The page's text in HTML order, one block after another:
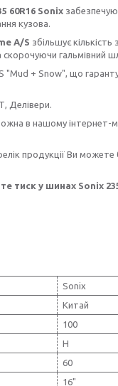
60R16 Sonix
кузова.
A/S збільшує
гальмівний
+ Snow", що гарантує
Делівери.
в нашому інтернет-
продукції Ви
тиск у шинах Sonix
Sonix
Китай
100
H
60
16"